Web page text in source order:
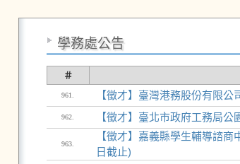
學務處公告
＃
961. 【徵才】臺灣港務股份有限
962. 【徵才】臺北市政府工務局
963.
【徵才】嘉義縣學生輔導諮
日截止)